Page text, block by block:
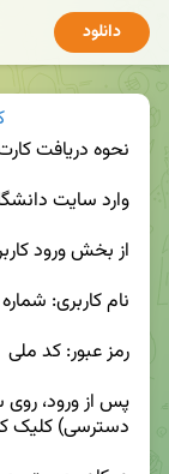
دانلود